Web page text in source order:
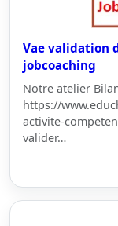
Vae validation
jobcoaching
Notre atelier
https://
activite-
valider…